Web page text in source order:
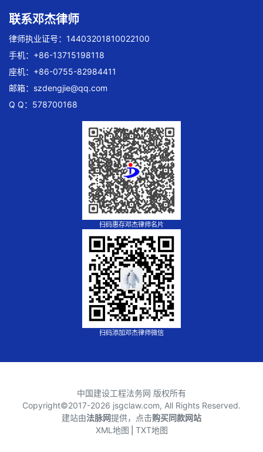
联系邓杰律师
律师执业证号：14403201810022100
手机：+86-13715198118
座机：+86-0755-82984411
邮箱： szdengjie@qq.com
Q Q：578700168
扫码惠存邓杰律师名片
扫码添加邓杰律师微信
中国建设工程法务网 版权所有
Copyright©2017-2026 jsgclaw.com, All Rights Reserved.
建站由法脉网提供，点击购买同款网站
XML地图 TXT地图